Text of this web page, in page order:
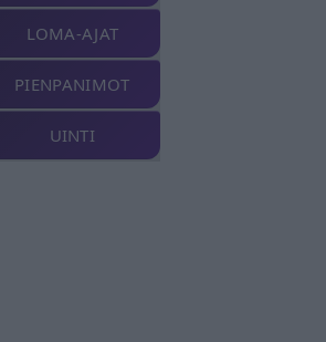
LOMA-AJAT
PIENPANIMOT
UINTI